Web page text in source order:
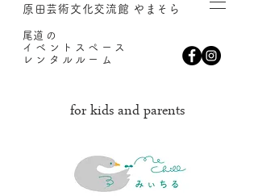
原田芸術文化交流館 やまそら
​尾道の
イベントスペース
レンタルルーム
​for kids and parents